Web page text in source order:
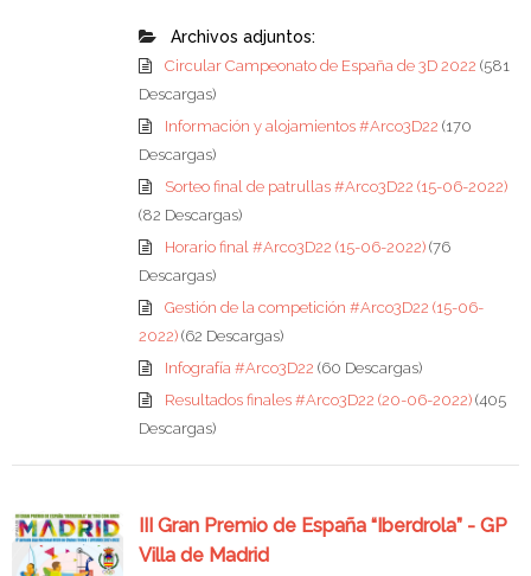
Archivos adjuntos:
Circular Campeonato de España de 3D 2022 (581
Descargas)
Información y alojamientos #Arco3D22 (170
Descargas)
Sorteo final de patrullas #Arco3D22 (15-06-2022)
(82 Descargas)
Horario final #Arco3D22 (15-06-2022) (76
Descargas)
Gestión de la competición #Arco3D22 (15-06-
2022) (62 Descargas)
Infografía #Arco3D22 (60 Descargas)
Resultados finales #Arco3D22 (20-06-2022) (405
Descargas)
III Gran Premio de España “Iberdrola” - GP
Villa de Madrid